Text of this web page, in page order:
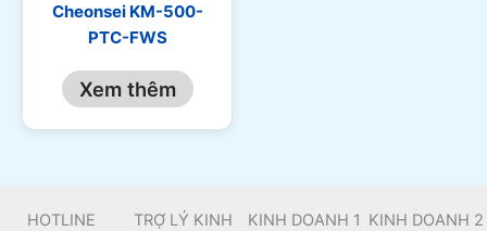
Cheonsei KM-500-
PTC-FWS
Xem thêm
HOTLINE
TRỢ LÝ KINH
KINH DOANH 1 KINH DOANH 2